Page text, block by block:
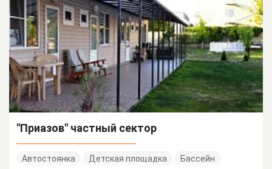
"Приазов" частный сектор
Автостоянка Детская площадка Бассейн